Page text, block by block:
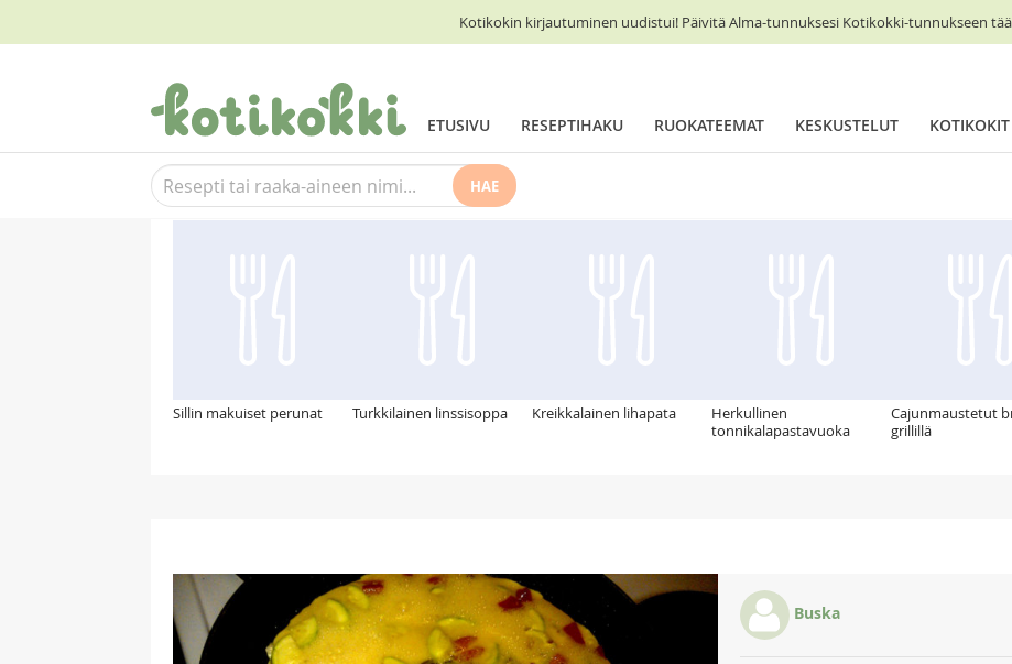
Kotikokin kirjautuminen uudistui! Päivitä Alma-tunnuksesi Kotikokki-tunnukseen
ETUSIVU RESEPTIHAKU RUOKATEEMAT KESKUSTELUT KOTIKOKIT
HAE
Suosittelemme myös
Sillin makuiset perunat Turkkilainen linssisoppa Kreikkalainen lihapata
Herkullinen
tonnikalapastavuoka
Cajunmaustetut
grillillä
Buska